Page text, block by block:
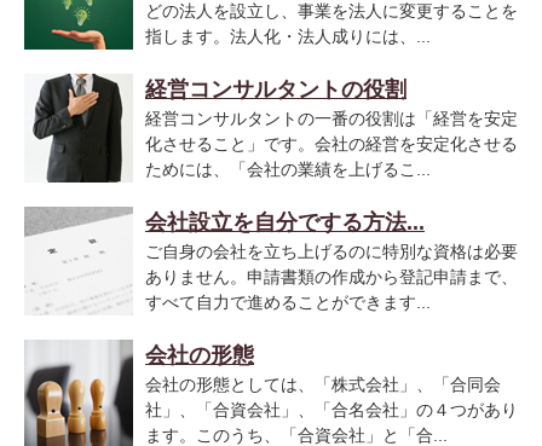
どの法人を設立し、事業を法人に変更することを
指します。法人化・法人成りには、...
経営コンサルタントの役割
経営コンサルタントの一番の役割は「経営を安定
化させること」です。会社の経営を安定化させる
ためには、「会社の業績を上げるこ...
会社設立を自分でする方法...
ご自身の会社を立ち上げるのに特別な資格は必要
ありません。申請書類の作成から登記申請まで、
すべて自力で進めることができます...
会社の形態
会社の形態としては、「株式会社」、「合同会
社」、「合資会社」、「合名会社」の４つがあり
ます。このうち、「合資会社」と「合...